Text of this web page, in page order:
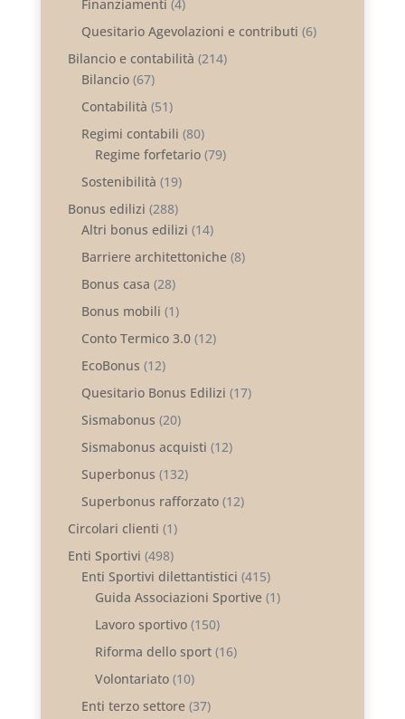
Finanziamenti (4)
Quesitario Agevolazioni e contributi (6)
Bilancio e contabilità (214)
Bilancio(67)
Contabilità (51)
Regimi contabili (80)
Regime forfetario(79)
Sostenibilità (19)
Bonus edilizi (288)
Altri bonus edilizi (14)
Barriere architettoniche(8)
Bonus casa (28)
Bonus mobili (1)
Conto Termico 3.0(12)
EcoBonus (12)
Quesitario Bonus Edilizi (17)
Sismabonus (20)
Sismabonus acquisti (12)
Superbonus (132)
Superbonus rafforzato(12)
Circolari clienti (1)
Enti Sportivi (498)
Enti Sportivi dilettantistici (415)
Guida Associazioni Sportive(1)
Lavoro sportivo(150)
Riforma dello sport(16)
Volontariato(10)
Enti terzo settore(37)